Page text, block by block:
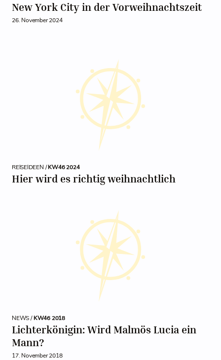
New York City in der Vorweihnachtszeit
26. November 2024
REISEIDEEN /KW46 2024
Hier wird es richtig weihnachtlich
NEWS /KW46 2018
Lichterkönigin: Wird Malmös Lucia ein
Mann?
17. November 2018